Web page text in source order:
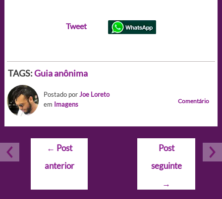
Tweet
TAGS:Guia anônima
Postado porJoe Loreto
em Imagens Comentário
Navegação
Post
← Post
anterior
Post
seguinte
→